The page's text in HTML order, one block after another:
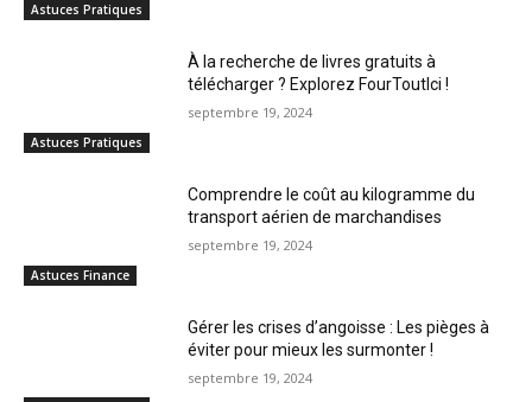
Astuces Pratiques
Astuces Pratiques
À la recherche de livres gratuits à
télécharger ? Explorez FourToutIci !
septembre 19, 2024
Astuces Finance
Comprendre le coût au kilogramme du
transport aérien de marchandises
septembre 19, 2024
Gérer les crises d’angoisse : Les pièges à
éviter pour mieux les surmonter !
septembre 19, 2024